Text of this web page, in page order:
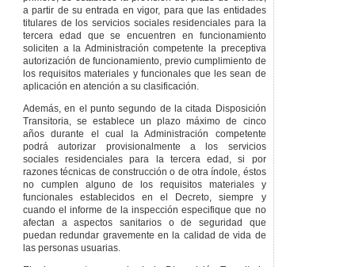
a partir de su entrada en vigor, para que las entidades
titulares de los servicios sociales residenciales para la
tercera edad que se encuentren en funcionamiento
soliciten a la Administración competente la preceptiva
autorización de funcionamiento, previo cumplimiento de
los requisitos materiales y funcionales que les sean de
aplicación en atención a su clasificación.
Además, en el punto segundo de la citada Disposición
Transitoria, se establece un plazo máximo de cinco
años durante el cual la Administración competente
podrá autorizar provisionalmente a los servicios
sociales residenciales para la tercera edad, si por
razones técnicas de construcción o de otra índole, éstos
no cumplen alguno de los requisitos materiales y
funcionales establecidos en el Decreto, siempre y
cuando el informe de la inspección especifique que no
afectan a aspectos sanitarios o de seguridad que
puedan redundar gravemente en la calidad de vida de
las personas usuarias.